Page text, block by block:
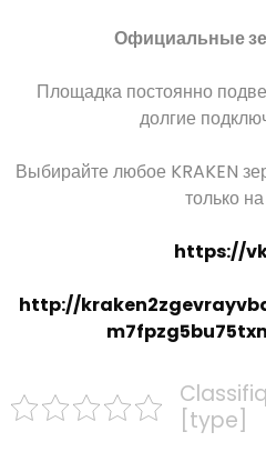
Официальные
Площадка постоянно
долгие
Выбирайте любое KRAKEN
только
https://
http://
[type]